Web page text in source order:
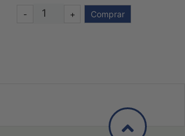
- + Comprar